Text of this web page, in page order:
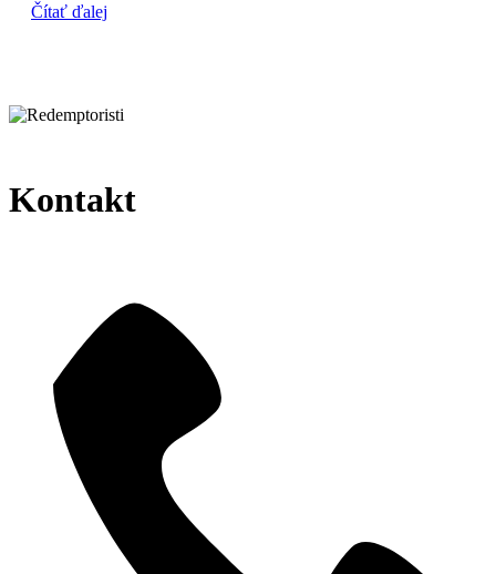
Čítať ďalej
Kontakt